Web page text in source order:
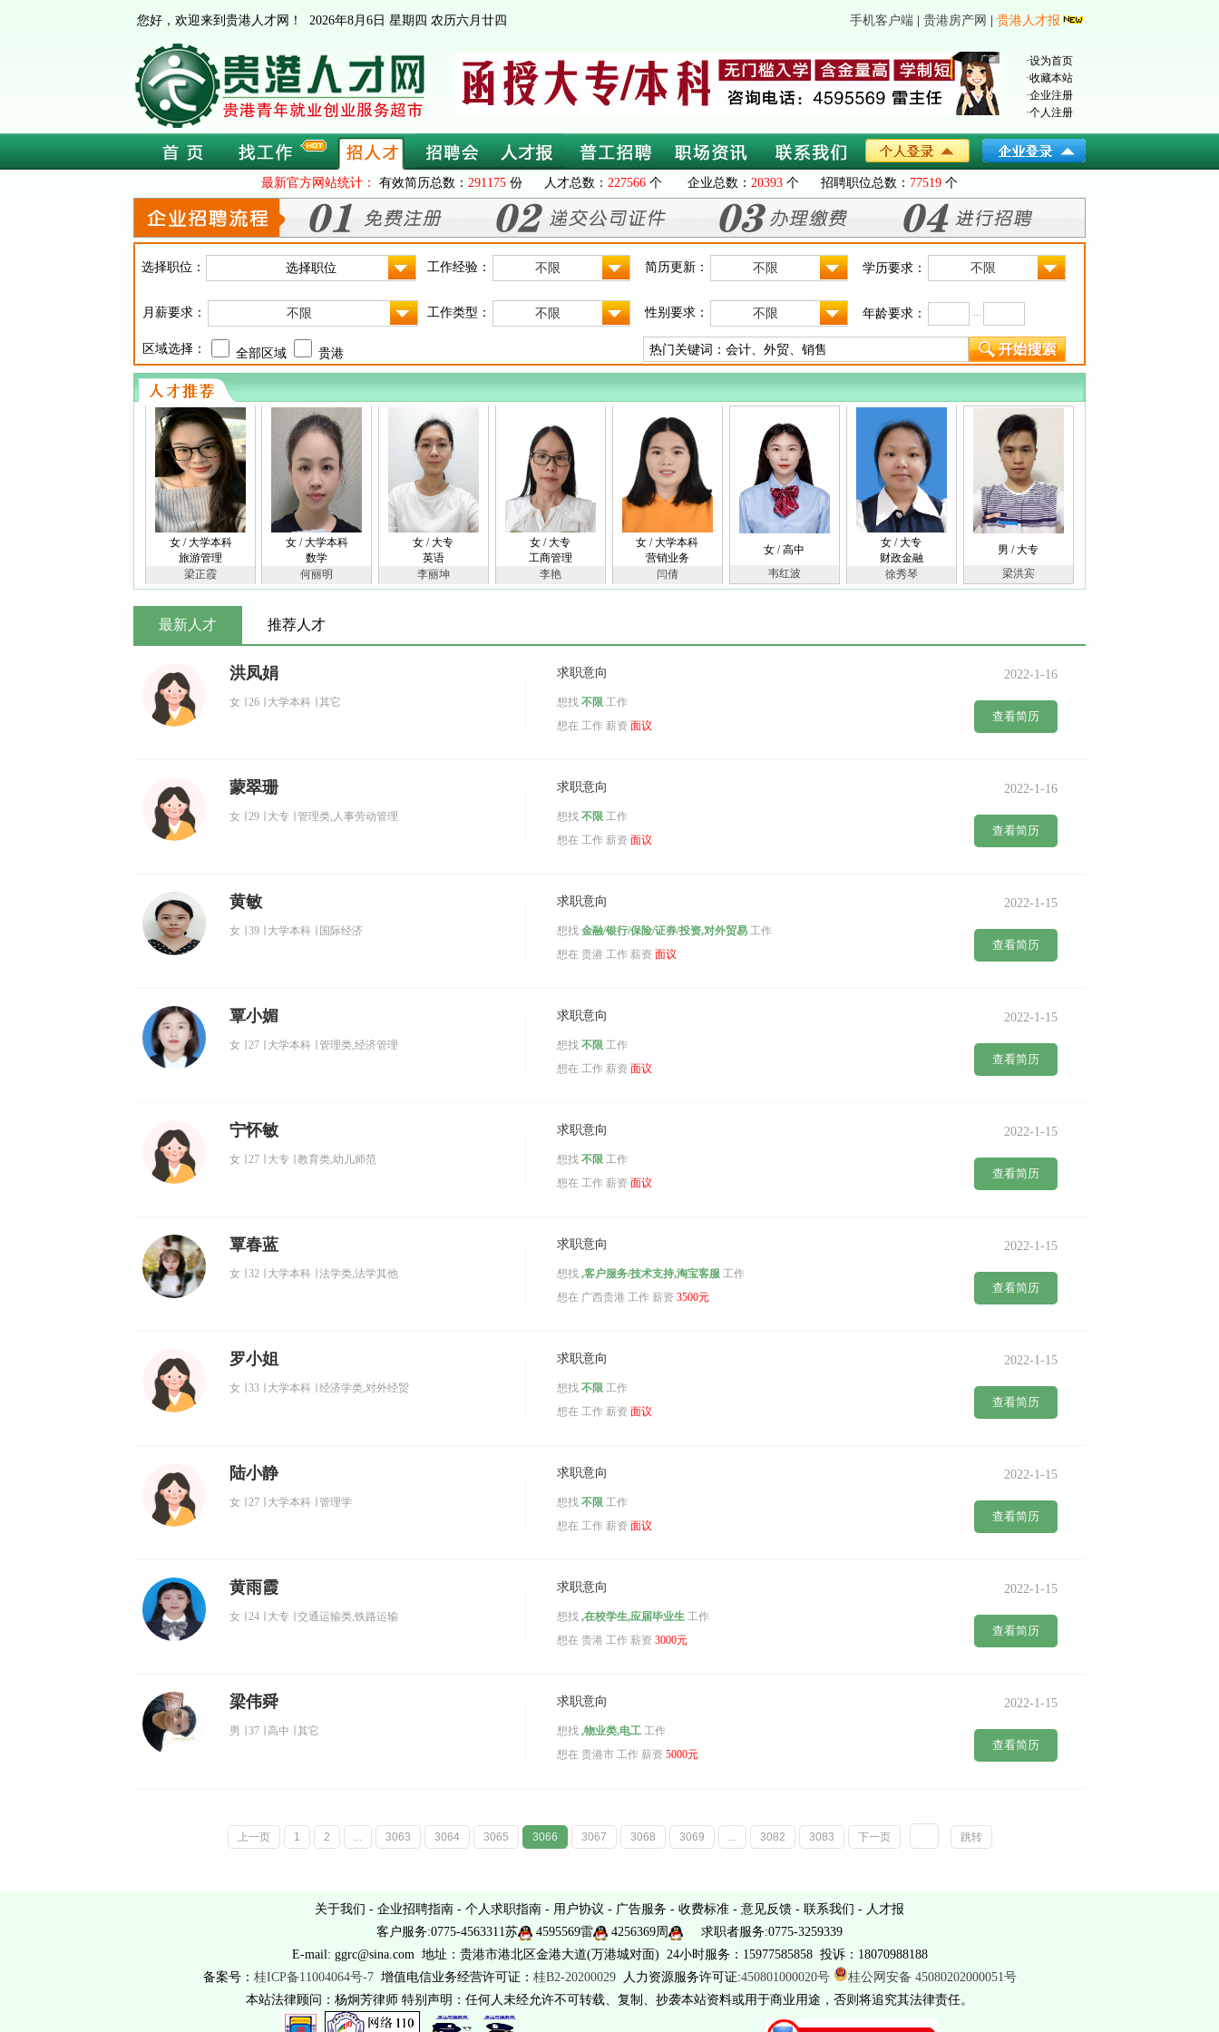
您好，欢迎来到贵港人才网！ 2026年8月6日 星期四 农历六月廿四 手机客户端 贵港房产网 贵港人才报
·设为首页
·收藏本站
·企业注册
·个人注册
最新官方网站统计： 有效简历总数： 291175 份 人才总数： 227566 个 企业总数： 20393 个 招聘职位总数： 77519 个
选择职位： 工作经验： 不限 简历更新： 不限 学历要求： 不限
月薪要求： 不限 工作类型： 不限 性别要求： 不限 年龄要求： ─
区域选择： 全部区域 贵港
女 / 大学本科
旅游管理
梁正霞
女 / 大学本科
数学
何丽明
女 / 大专
英语
李丽坤
女 / 大专
工商管理
李艳
女 / 大学本科
营销业务
闫倩
女 / 高中
韦红波
女 / 大专
财政金融
徐秀琴
男 / 大专
梁洪宾
最新人才 推荐人才
洪凤娟
女 26 大学本科 其它
求职意向
想找 不限 工作
想在 工作 薪资 面议
2022-1-16
查看简历
蒙翠珊
女 29 大专 管理类,人事劳动管理
求职意向
想找 不限 工作
想在 工作 薪资 面议
2022-1-16
查看简历
黄敏
女 39 大学本科 国际经济
求职意向
想找 金融/银行/保险/证券/投资,对外贸易 工作
想在 贵港 工作 薪资 面议
2022-1-15
查看简历
覃小媚
女 27 大学本科 管理类,经济管理
求职意向
想找 不限 工作
想在 工作 薪资 面议
2022-1-15
查看简历
宁怀敏
女 27 大专 教育类,幼儿师范
求职意向
想找 不限 工作
想在 工作 薪资 面议
2022-1-15
查看简历
覃春蓝
女 32 大学本科 法学类,法学其他
求职意向
想找 ,客户服务/技术支持,淘宝客服 工作
想在 广西贵港 工作 薪资 3500元
2022-1-15
查看简历
罗小姐
女 33 大学本科 经济学类,对外经贸
求职意向
想找 不限 工作
想在 工作 薪资 面议
2022-1-15
查看简历
陆小静
女 27 大学本科 管理学
求职意向
想找 不限 工作
想在 工作 薪资 面议
2022-1-15
查看简历
黄雨霞
女 24 大专 交通运输类,铁路运输
求职意向
想找 ,在校学生,应届毕业生 工作
想在 贵港 工作 薪资 3000元
2022-1-15
查看简历
梁伟舜
男 37 高中 其它
求职意向
想找 ,物业类,电工 工作
想在 贵港市 工作 薪资 5000元
2022-1-15
查看简历
上一页 1 2 3063 3064 3065 3066 3067 3068 3069 3082 3083 下一页 跳转
关于我们 - 企业招聘指南 - 个人求职指南 - 用户协议 - 广告服务 - 收费标准 - 意见反馈 - 联系我们 - 人才报
客户服务:0775-4563311苏
4595569雷 4256369周
求职者服务:0775-3259339
E-mail: ggrc@sina.com 地址：贵港市港北区金港大道(万港城对面) 24小时服务：15977585858 投诉：18070988188
备案号： 桂ICP备11004064号-7增值电信业务经营许可证： 桂B2-20200029 人力资源服务许可证:450801000020号
桂公网安备 45080202000051号
本站法律顾问：杨炯芳律师 特别声明：任何人未经允许不可转载、复制、抄袭本站资料或用于商业用途，否则将追究其法律责任。